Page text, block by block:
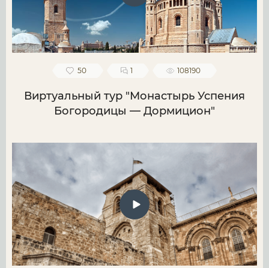
50 1 108190
Виртуальный тур "Монастырь Успения
Богородицы — Дормицион"